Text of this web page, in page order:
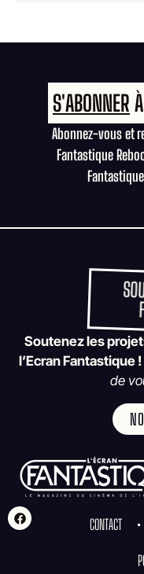
S'ABONNER
Abonnez-vous et
Fantastique
CONTACT
Soutenez les
l’Ecran Fantastique !
de